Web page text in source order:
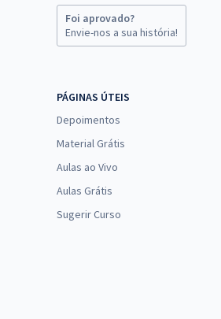
Foi aprovado?
Envie-nos a sua história!
PÁGINAS ÚTEIS
Depoimentos
Material Grátis
Aulas ao Vivo
Aulas Grátis
Sugerir Curso